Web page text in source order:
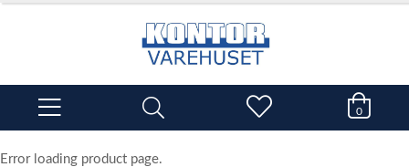
0
Error loading product page.